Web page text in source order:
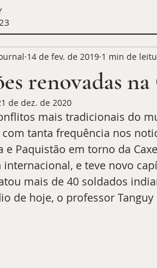
renovadas
14 de fev. de 2019 1 min de
de dez. de 2020
mais tradicionais do
tanta frequência nos
e Paquistão em torno da
internacional, e teve novo
mais de 40 soldados
de hoje, o professor